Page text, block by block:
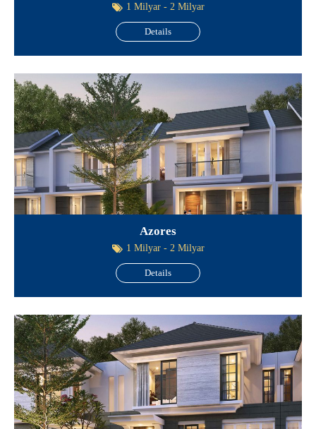
1 Milyar - 2 Milyar
Details
Azores
1 Milyar - 2 Milyar
Details